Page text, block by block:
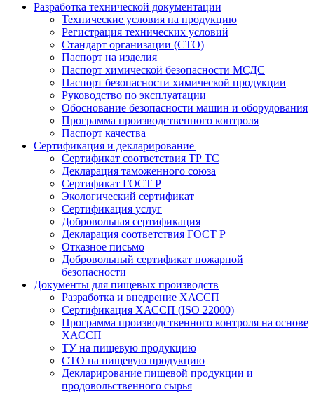
Разработка технической документации
Технические условия на продукцию
Регистрация технических условий
Стандарт организации (СТО)
Паспорт на изделия
Паспорт химической безопасности МСДС
Паспорт безопасности химической продукции
Руководство по эксплуатации
Обоснование безопасности машин и оборудования
Программа производственного контроля
Паспорт качества
Сертификация и декларирование
Сертификат соответствия ТР ТС
Декларация таможенного союза
Сертификат ГОСТ Р
Экологический сертификат
Сертификация услуг
Добровольная сертификация
Декларация соответствия ГОСТ Р
Отказное письмо
Добровольный сертификат пожарной
безопасности
Документы для пищевых производств
Разработка и внедрение ХАССП
Сертификация ХАССП (ISO 22000)
Программа производственного контроля на основе
ХАССП
ТУ на пищевую продукцию
СТО на пищевую продукцию
Декларирование пищевой продукции и
продовольственного сырья